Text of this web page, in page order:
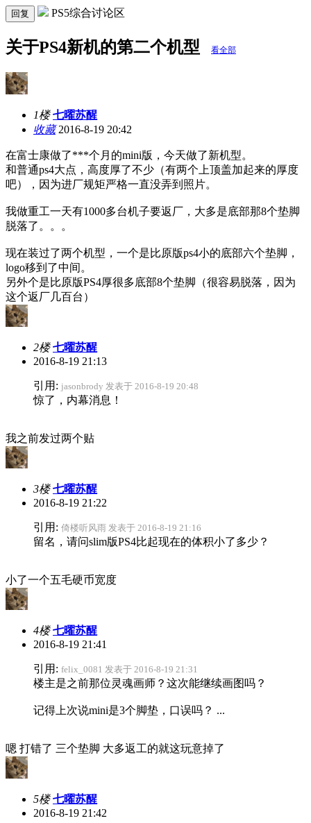
回复 PS5综合讨论区
关于PS4新机的第二个机型 看全部
1楼 七曜苏醒
收藏2016-8-19 20:42
在富士康做了***个月的mini版，今天做了新机型。
和普通ps4大点，高度厚了不少（有两个上顶盖加起来的厚度
吧），因为进厂规矩严格一直没弄到照片。
我做重工一天有1000多台机子要返厂，大多是底部那8个垫脚
脱落了。。。
现在装过了两个机型，一个是比原版ps4小的底部六个垫脚，
logo移到了中间。
另外个是比原版PS4厚很多底部8个垫脚（很容易脱落，因为
这个返厂几百台）
2楼 七曜苏醒
2016-8-19 21:13
引用: jasonbrody 发表于 2016-8-19 20:48
惊了，内幕消息！
我之前发过两个贴
3楼 七曜苏醒
2016-8-19 21:22
引用: 倚楼听风雨 发表于 2016-8-19 21:16
留名，请问slim版PS4比起现在的体积小了多少？
小了一个五毛硬币宽度
4楼 七曜苏醒
2016-8-19 21:41
引用: felix_0081 发表于 2016-8-19 21:31
楼主是之前那位灵魂画师？这次能继续画图吗？
记得上次说mini是3个脚垫，口误吗？ ...
嗯 打错了 三个垫脚 大多返工的就这玩意掉了
5楼 七曜苏醒
2016-8-19 21:42